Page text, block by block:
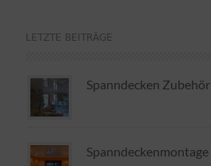
LETZTE BEITRÄGE
Spanndecken Zubehör
Spanndeckenmontage